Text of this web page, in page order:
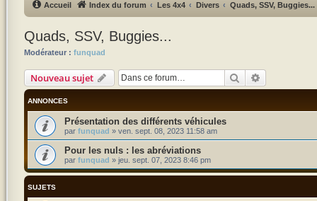
Accueil Index du forum Les 4x4 Divers Quads, SSV, Buggies...
Quads, SSV, Buggies...
Modérateur : funquad
Nouveau sujet Rechercher
ANNONCES
Présentation des différents véhicules
par funquad » ven. sept. 08, 2023 11:58 am
Pour les nuls : les abréviations
par funquad » jeu. sept. 07, 2023 8:46 pm
SUJETS